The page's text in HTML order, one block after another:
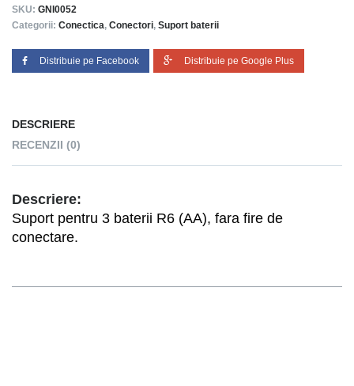
SKU: GNI0052
Categorii: Conectica, Conectori, Suport baterii
Distribuie pe Facebook Distribuie pe Google Plus
DESCRIERE
RECENZII (0)
Descriere:
Suport pentru 3 baterii R6 (AA), fara fire de
conectare.